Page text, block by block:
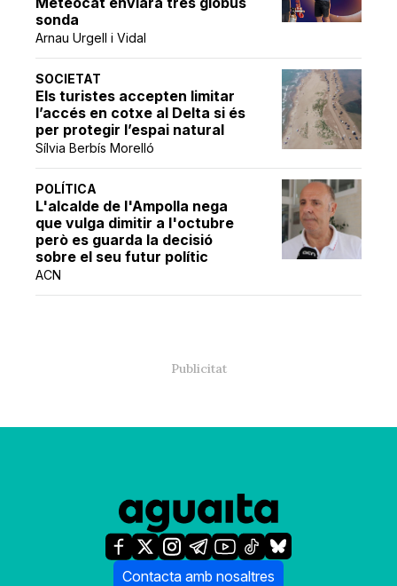
sonda
Arnau Urgell i Vidal
SOCIETAT
Els turistes accepten limitar
l’accés en cotxe al Delta si és
per protegir l’espai natural
Sílvia Berbís Morelló
POLÍTICA
L'alcalde de l'Ampolla nega
que vulga dimitir a l'octubre
però es guarda la decisió
sobre el seu futur polític
ACN
Contacta amb nosaltres